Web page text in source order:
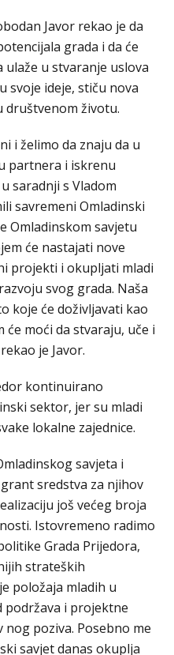
Javor rekao je da
grada i da će
ulaže u stvaranje uslova
svoje ideje, stiču nova
društvenom životu.
i želimo da znaju da u
partnera i iskrenu
saradnji s Vladom
savremeni Omladinski
Omladinskom savjetu
će nastajati nove
projekti i okupljati mladi
svog grada. Naša
koje će doživljavati kao
moći da stvaraju, uče i
je Javor.
kontinuirano
sektor, jer su mladi
lokalne zajednice.
savjeta i
sredstva za njihov
još većeg broja
Istovremeno radimo
Grada Prijedora,
strateških
položaja mladih u
podržava i projektne
poziva. Posebno me
savjet danas okuplja